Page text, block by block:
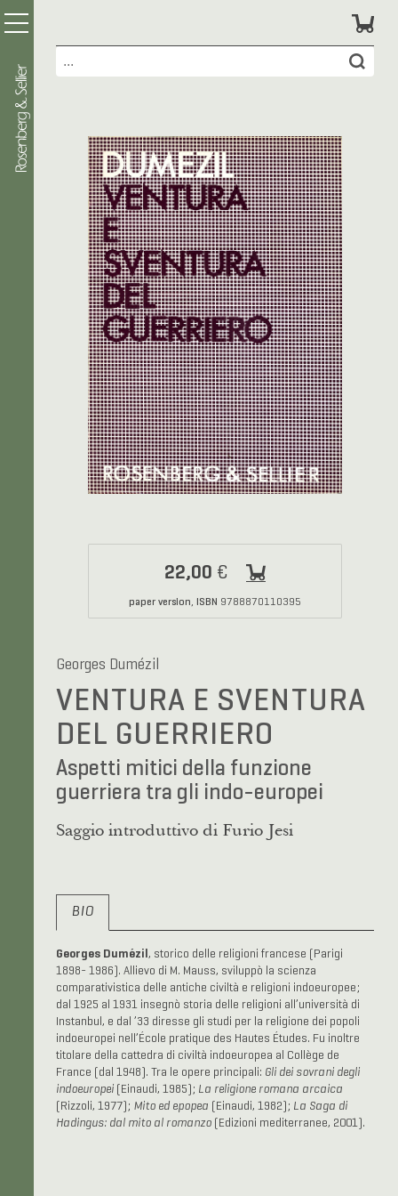
22,00 €
paper version, ISBN 9788870110395
Georges Dumézil
VENTURA E SVENTURA
DEL GUERRIERO
Aspetti mitici della funzione
guerriera tra gli indo-europei
Saggio introduttivo di Furio Jesi
BIO
Georges Dumézil, storico delle religioni francese (Parigi
1898- 1986). Allievo di M. Mauss, sviluppò la scienza
comparativistica delle antiche civiltà e religioni indoeuropee;
dal 1925 al 1931 insegnò storia delle religioni all’università di
Instanbul, e dal ’33 diresse gli studi per la religione dei popoli
indoeuropei nell’École pratique des Hautes Études. Fu inoltre
titolare della cattedra di civiltà indoeuropea al Collège de
France (dal 1948). Tra le opere principali: Gli dei sovrani degli
indoeuropei(Einaudi, 1985); La religione romana arcaica
(Rizzoli, 1977); Mito ed epopea (Einaudi, 1982); La Saga di
Hadingus: dal mito al romanzo(Edizioni mediterranee, 2001).